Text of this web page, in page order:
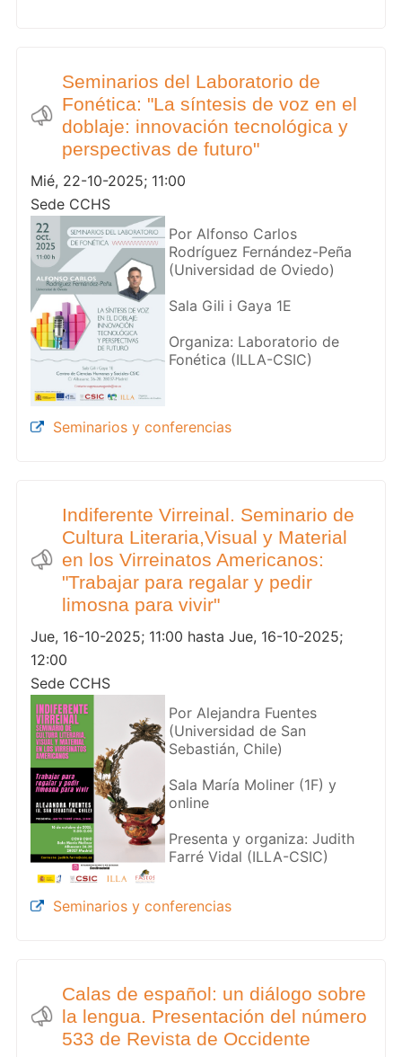
Seminarios del Laboratorio de
Fonética: "La síntesis de voz en el
doblaje: innovación tecnológica y
perspectivas de futuro"
Mié, 22-10-2025; 11:00
Sede CCHS
Por Alfonso Carlos
Rodríguez Fernández-Peña
(Universidad de Oviedo)
Sala Gili i Gaya 1E
Organiza: Laboratorio de
Fonética (ILLA-CSIC)
Seminarios y conferencias
Indiferente Virreinal. Seminario de
Cultura Literaria,Visual y Material
en los Virreinatos Americanos:
"Trabajar para regalar y pedir
limosna para vivir"
Jue, 16-10-2025; 11:00 hasta Jue, 16-10-2025;
12:00
Sede CCHS
Por Alejandra Fuentes
(Universidad de San
Sebastián, Chile)
Sala María Moliner (1F) y
online
Presenta y organiza: Judith
Farré Vidal (ILLA-CSIC)
Seminarios y conferencias
Calas de español: un diálogo sobre
la lengua. Presentación del número
533 de Revista de Occidente